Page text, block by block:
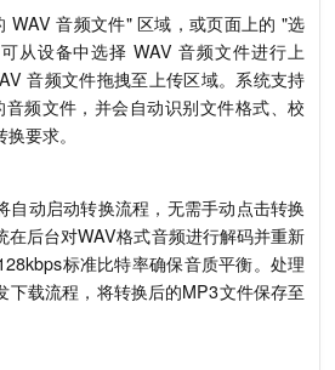
WAV 音频文件" 区域，或页面上的 "选
从设备中选择 WAV 音频文件进行上
音频文件拖拽至上传区域。系统支持
频文件，并会自动识别文件格式、校
要求。
自动启动转换流程，无需手动点击转换
在后台对WAV格式音频进行解码并重新
标准比特率确保音质平衡。处理
下载流程，将转换后的MP3文件保存至